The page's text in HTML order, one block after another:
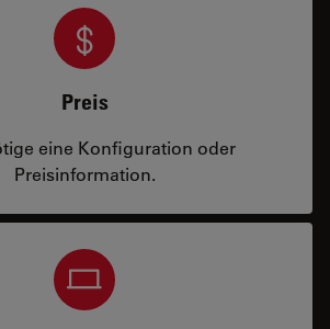
Preis
eine Konfiguration oder
Preisinformation.